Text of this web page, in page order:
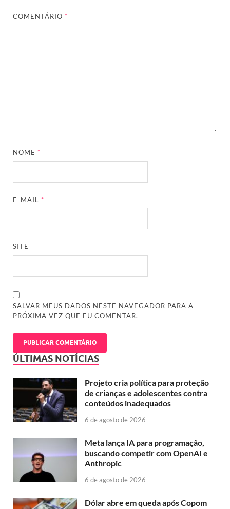
COMENTÁRIO*
NOME*
E-MAIL*
SITE
SALVAR MEUS DADOS NESTE NAVEGADOR PARA A
PRÓXIMA VEZ QUE EU COMENTAR.
ÚLTIMAS NOTÍCIAS
Projeto cria política para proteção
de crianças e adolescentes contra
conteúdos inadequados
6 de agosto de 2026
Meta lança IA para programação,
buscando competir com OpenAI e
Anthropic
6 de agosto de 2026
Dólar abre em queda após Copom